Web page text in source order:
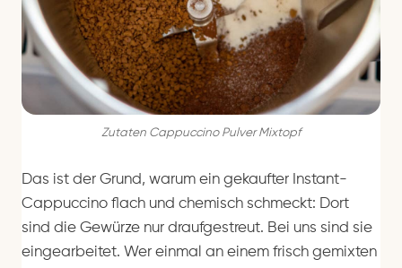
Zutaten Cappuccino Pulver Mixtopf
Das ist der Grund, warum ein gekaufter Instant-
Cappuccino flach und chemisch schmeckt: Dort
sind die Gewürze nur draufgestreut. Bei uns sind sie
eingearbeitet. Wer einmal an einem frisch gemixten